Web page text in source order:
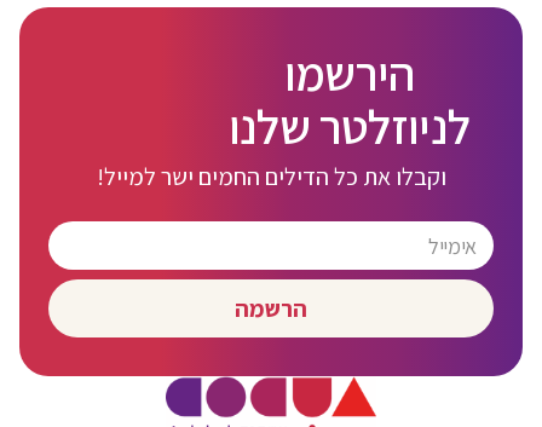
הירשמו
לניוזלטר שלנו
וקבלו את כל הדילים החמים ישר למייל!
הרשמה